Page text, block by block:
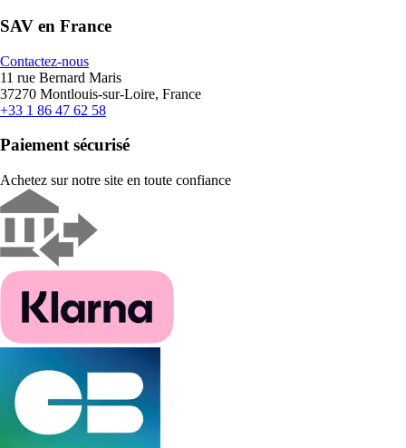
SAV en France
Contactez-nous
11 rue Bernard Maris
37270 Montlouis-sur-Loire, France
+33 1 86 47 62 58
Paiement sécurisé
Achetez sur notre site en toute confiance